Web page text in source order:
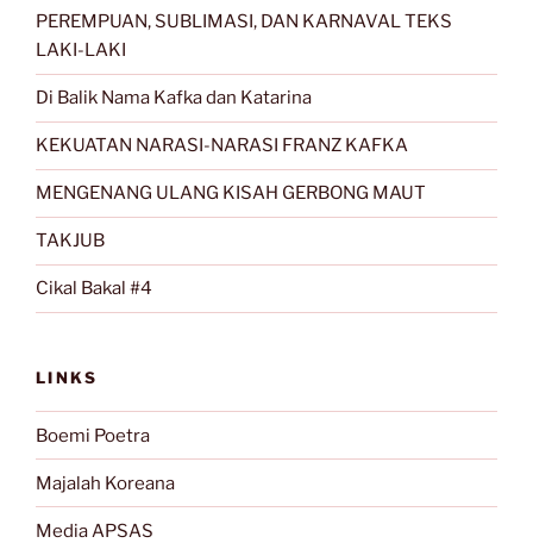
PEREMPUAN, SUBLIMASI, DAN KARNAVAL TEKS
LAKI-LAKI
Di Balik Nama Kafka dan Katarina
KEKUATAN NARASI-NARASI FRANZ KAFKA
MENGENANG ULANG KISAH GERBONG MAUT
TAKJUB
Cikal Bakal #4
LINKS
Boemi Poetra
Majalah Koreana
Media APSAS